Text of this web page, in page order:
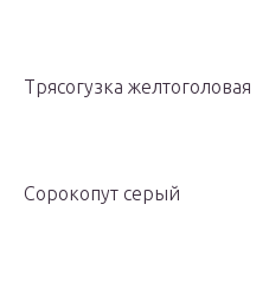
Трясогузка желтоголовая
Сорокопут серый